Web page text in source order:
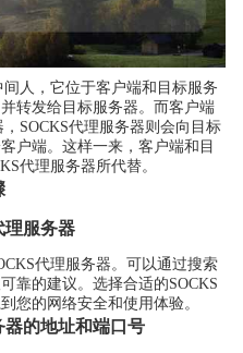
人，它位于客户端和目标服务
转发给目标服务器。而客户端
SOCKS代理服务器则会向目标
户端。这样一来，客户端和目
代理服务器所代替。
理服务器
代理服务器。可以通过搜索
靠的建议。选择合适的SOCKS
您的网络安全和使用体验。
器的地址和端口号